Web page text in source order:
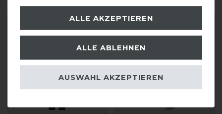
ALLE AKZEPTIEREN
ALLE ABLEHNEN
AUSWAHL AKZEPTIEREN